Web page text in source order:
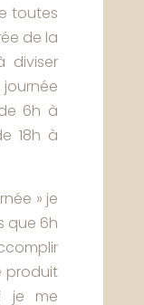
toutes
de la
diviser
6h à
18h à
» je
que 6h
produit
je me